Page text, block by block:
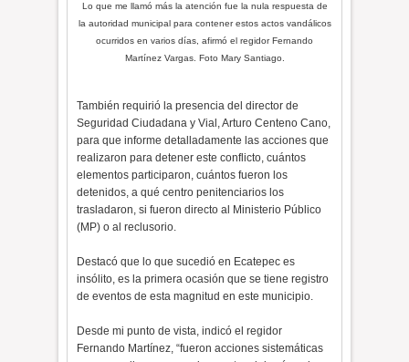
Lo que me llamó más la atención fue la nula respuesta de
la autoridad municipal para contener estos actos vandálicos
ocurridos en varios días, afirmó el regidor Fernando
Martínez Vargas. Foto Mary Santiago.
También requirió la presencia del director de
Seguridad Ciudadana y Vial, Arturo Centeno Cano,
para que informe detalladamente las acciones que
realizaron para detener este conflicto, cuántos
elementos participaron, cuántos fueron los
detenidos, a qué centro penitenciarios los
trasladaron, si fueron directo al Ministerio Público
(MP) o al reclusorio.
Destacó que lo que sucedió en Ecatepec es
insólito, es la primera ocasión que se tiene registro
de eventos de esta magnitud en este municipio.
Desde mi punto de vista, indicó el regidor
Fernando Martínez, “fueron acciones sistemáticas